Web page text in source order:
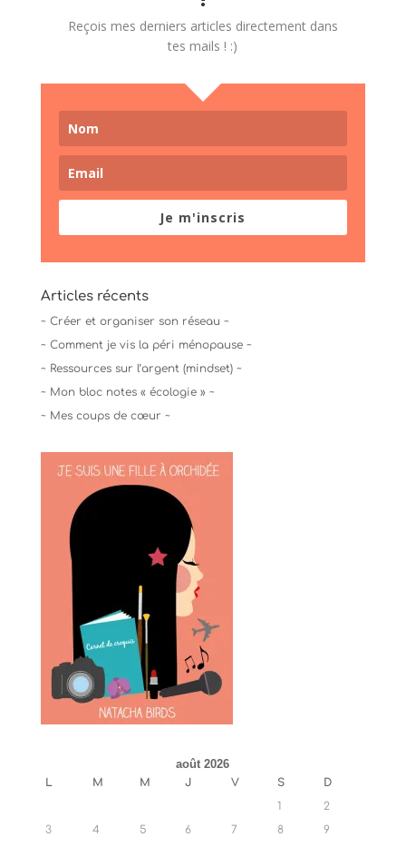
Reçois mes derniers articles directement dans
tes mails ! :)
Je m'inscris
Articles récents
~ Créer et organiser son réseau ~
~ Comment je vis la péri ménopause ~
~ Ressources sur l’argent (mindset) ~
~ Mon bloc notes « écologie » ~
~ Mes coups de cœur ~
août 2026
L M M J V S
D
1
2
3
4 5 6 7 8
9